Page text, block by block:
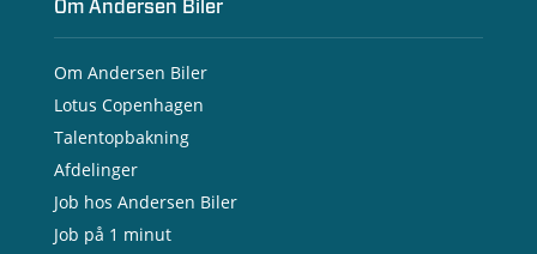
Om Andersen Biler
Om Andersen Biler
Lotus Copenhagen
Talentopbakning
Afdelinger
Job hos Andersen Biler
Job på 1 minut